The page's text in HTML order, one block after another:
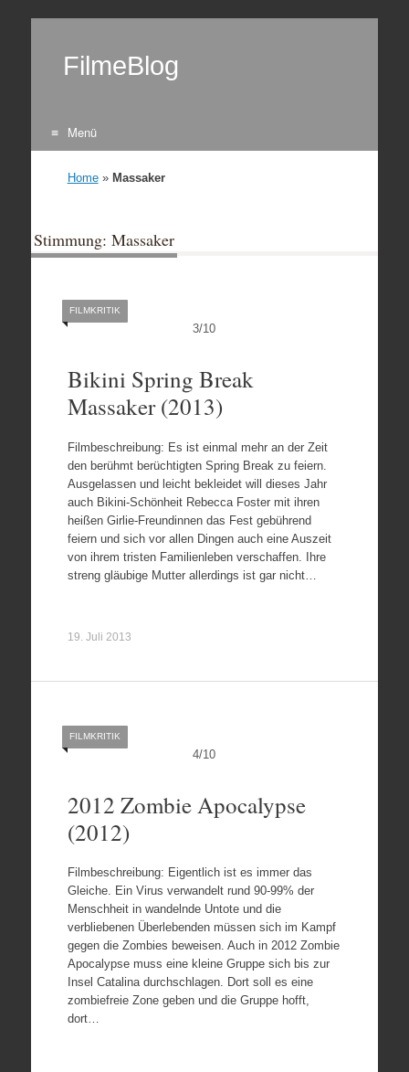
FilmeBlog
Menü
Home» Massaker
Stimmung: Massaker
3/10
FILMKRITIK
Bikini Spring Break
Massaker (2013)
Filmbeschreibung: Es ist einmal mehr an der Zeit
den berühmt berüchtigten Spring Break zu feiern.
Ausgelassen und leicht bekleidet will dieses Jahr
auch Bikini-Schönheit Rebecca Foster mit ihren
heißen Girlie-Freundinnen das Fest gebührend
feiern und sich vor allen Dingen auch eine Auszeit
von ihrem tristen Familienleben verschaffen. Ihre
streng gläubige Mutter allerdings ist gar nicht…
19. Juli 2013
4/10
FILMKRITIK
2012 Zombie Apocalypse
(2012)
Filmbeschreibung: Eigentlich ist es immer das
Gleiche. Ein Virus verwandelt rund 90-99% der
Menschheit in wandelnde Untote und die
verbliebenen Überlebenden müssen sich im Kampf
gegen die Zombies beweisen. Auch in 2012 Zombie
Apocalypse muss eine kleine Gruppe sich bis zur
Insel Catalina durchschlagen. Dort soll es eine
zombiefreie Zone geben und die Gruppe hofft,
dort…